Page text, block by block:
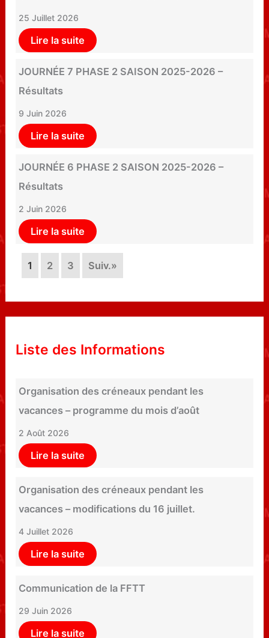
25 Juillet 2026
Lire la suite
JOURNÉE 7 PHASE 2 SAISON 2025-2026 –
Résultats
9 Juin 2026
Lire la suite
JOURNÉE 6 PHASE 2 SAISON 2025-2026 –
Résultats
2 Juin 2026
Lire la suite
1 2 3 Suiv.»
Liste des Informations
Organisation des créneaux pendant les
vacances – programme du mois d’août
2 Août 2026
Lire la suite
Organisation des créneaux pendant les
vacances – modifications du 16 juillet.
4 Juillet 2026
Lire la suite
Communication de la FFTT
29 Juin 2026
Lire la suite